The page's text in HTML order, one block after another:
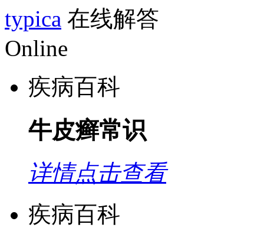
typica 在线解答
Online
疾病百科
牛皮癣常识
详情点击查看
疾病百科